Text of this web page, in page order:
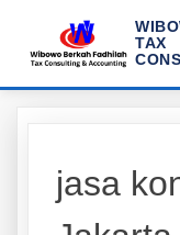
TAX
jasa